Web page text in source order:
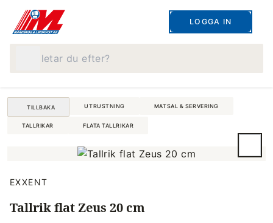
LOGGA IN
TILLBAKA UTRUSTNING MATSAL & SERVERING
TALLRIKAR FLATA TALLRIKAR
EXXENT
Tallrik flat Zeus 20 cm